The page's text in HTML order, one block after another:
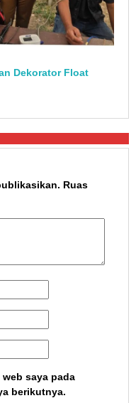
Dekorator Float
Ruas
saya pada
berikutnya.